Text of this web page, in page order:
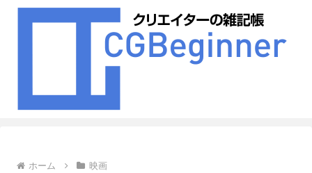
ホーム 映画